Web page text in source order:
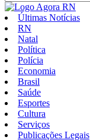
Últimas Notícias
RN
Natal
Política
Polícia
Economia
Brasil
Saúde
Esportes
Cultura
Serviços
Publicações Legais